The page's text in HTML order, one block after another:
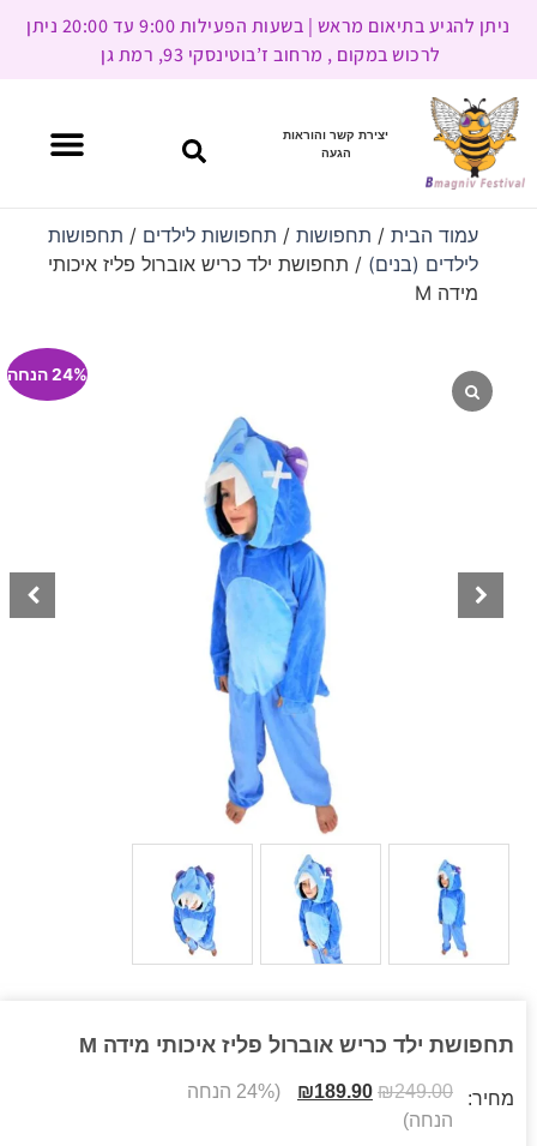
ניתן להגיע בתיאום מראש | בשעות הפעילות 9:00 עד 20:00 ניתן
לרכוש במקום , מרחוב ז’בוטינסקי 93, רמת גן
יצירת קשר והוראות
הגעה
עמוד הבית/ תחפושות/ תחפושות לילדים / תחפושות
לילדים (בנים) / תחפושת ילד כריש אוברול פליז איכותי
מידה M
24% הנחה
תחפושת ילד כריש אוברול פליז איכותי מידה M
מחיר: ₪249.00
₪189.90
(24% הנחה
הנחה)